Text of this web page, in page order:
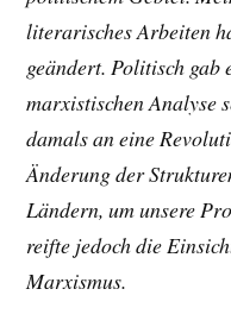
literarisches Arbeiten
geändert. Politisch gab
marxistischen Analyse
damals an eine
Änderung der
Ländern, um unsere
reifte jedoch die
Marxismus.